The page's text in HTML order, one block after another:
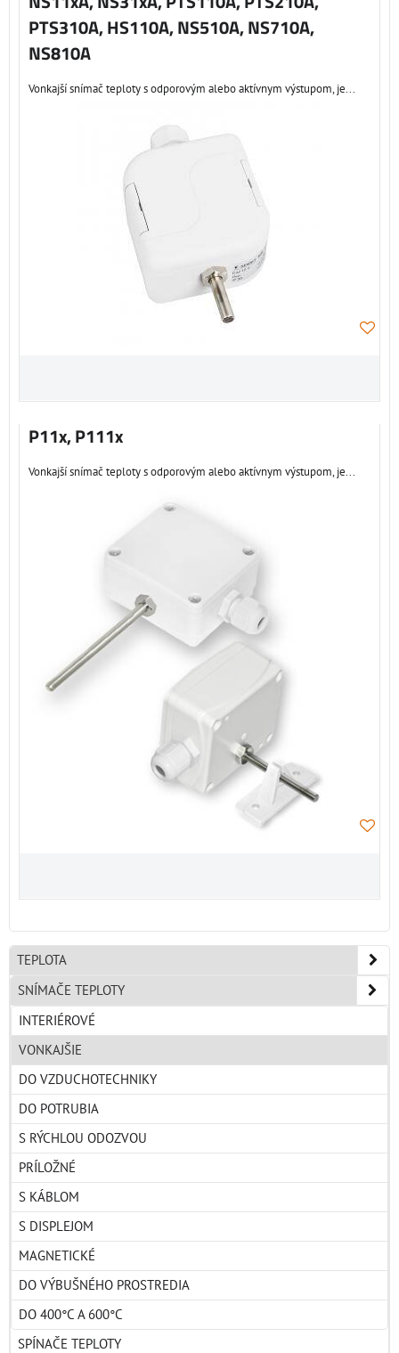
PTS310A, HS110A, NS510A, NS710A,
NS810A
Vonkajší snímač teploty s odporovým alebo aktívnym výstupom, je...
P11x, P111x
Vonkajší snímač teploty s odporovým alebo aktívnym výstupom, je...
TEPLOTA
SNÍMAČE TEPLOTY
INTERIÉROVÉ
VONKAJŠIE
DO VZDUCHOTECHNIKY
DO POTRUBIA
S RÝCHLOU ODOZVOU
PRÍLOŽNÉ
S KÁBLOM
S DISPLEJOM
MAGNETICKÉ
DO VÝBUŠNÉHO PROSTREDIA
DO 400°C A 600°C
SPÍNAČE TEPLOTY